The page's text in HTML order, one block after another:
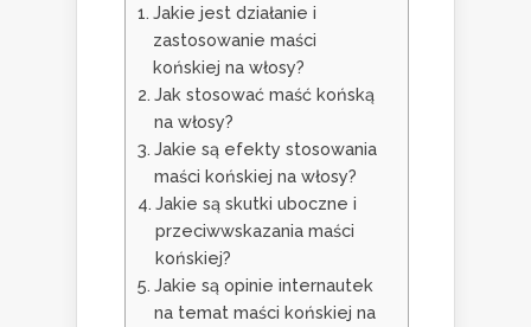
Jakie jest działanie i
zastosowanie maści
końskiej na włosy?
Jak stosować maść końską
na włosy?
Jakie są efekty stosowania
maści końskiej na włosy?
Jakie są skutki uboczne i
przeciwwskazania maści
końskiej?
Jakie są opinie internautek
na temat maści końskiej na